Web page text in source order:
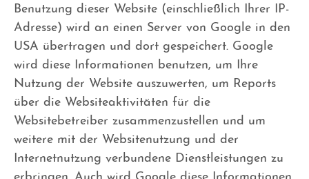
Benutzung dieser Website (einschließlich Ihrer IP-
Adresse) wird an einen Server von Google in den
USA übertragen und dort gespeichert. Google
wird diese Informationen benutzen, um Ihre
Nutzung der Website auszuwerten, um Reports
über die Websiteaktivitäten für die
Websitebetreiber zusammenzustellen und um
weitere mit der Websitenutzung und der
Internetnutzung verbundene Dienstleistungen zu